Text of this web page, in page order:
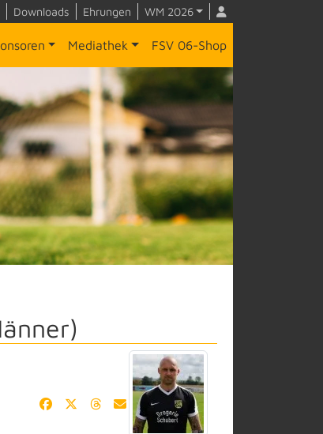
Downloads Ehrungen WM 2026
Mediathek FSV 06-Shop